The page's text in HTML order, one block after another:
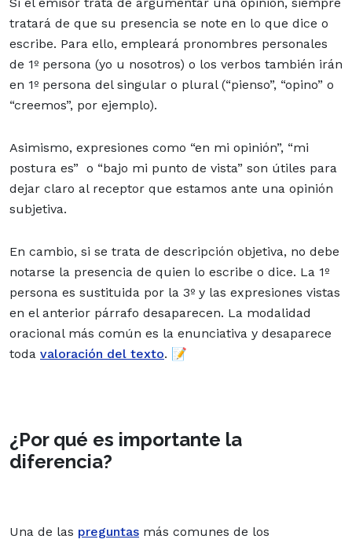
tratará de que su presencia se note en lo que dice o
escribe. Para ello, empleará pronombres personales
de 1º persona (yo u nosotros) o los verbos también irán
en 1º persona del singular o plural (“pienso”, “opino” o
“creemos”, por ejemplo).
Asimismo, expresiones como “en mi opinión”, “mi
postura es” o “bajo mi punto de vista” son útiles para
dejar claro al receptor que estamos ante una opinión
subjetiva.
En cambio, si se trata de descripción objetiva, no debe
notarse la presencia de quien lo escribe o dice. La 1º
persona es sustituida por la 3º y las expresiones vistas
en el anterior párrafo desaparecen. La modalidad
oracional más común es la enunciativa y desaparece
toda valoración del texto. 📝
¿Por qué es importante la
diferencia?
Una de las preguntas más comunes de los